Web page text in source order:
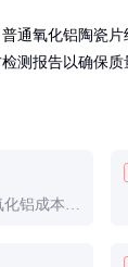
通氧化铝陶瓷
测报告以确保质
铝成本较